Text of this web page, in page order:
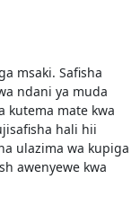
msaki. Safisha
ndani ya muda
kutema mate kwa
hali hii
ulazima wa kupiga
awenyewe kwa